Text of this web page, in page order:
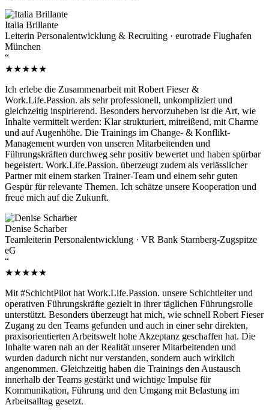
Italia Brillante
Leiterin Personalentwicklung & Recruiting · eurotrade Flughafen
München
“
★★★★★
Ich erlebe die Zusammenarbeit mit Robert Fieser &
Work.Life.Passion. als sehr professionell, unkompliziert und
gleichzeitig inspirierend. Besonders hervorzuheben ist die Art, wie
Inhalte vermittelt werden: Klar strukturiert, mitreißend, mit Charme
und auf Augenhöhe. Die Trainings im Change- & Konflikt-
Management wurden von unseren Mitarbeitenden und
Führungskräften durchweg sehr positiv bewertet und haben spürbar
begeistert. Work.Life.Passion. überzeugt zudem als verlässlicher
Partner mit einem starken Trainer-Team und einem sehr guten
Gespür für relevante Themen. Ich schätze unsere Kooperation und
freue mich auf die Zukunft.
Denise Scharber
Teamleiterin Personalentwicklung · VR Bank Starnberg-Zugspitze
eG
“
★★★★★
Mit #SchichtPilot hat Work.Life.Passion. unsere Schichtleiter und
operativen Führungskräfte gezielt in ihrer täglichen Führungsrolle
unterstützt. Besonders überzeugt hat mich, wie schnell Robert Fieser
Zugang zu den Teams gefunden und auch in einer sehr direkten,
praxisorientierten Arbeitswelt hohe Akzeptanz geschaffen hat. Die
Inhalte waren nah an der Realität unserer Mitarbeitenden und
wurden dadurch nicht nur verstanden, sondern auch wirklich
angenommen. Gleichzeitig haben die Trainings den Austausch
innerhalb der Teams gestärkt und wichtige Impulse für
Kommunikation, Führung und den Umgang mit Belastung im
Arbeitsalltag gesetzt.